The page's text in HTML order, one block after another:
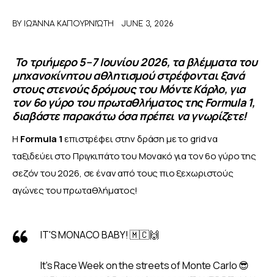
MEET THE TEAM
BY ΙΩΆΝΝΑ ΚΑΠΟΥΡΝΙΏΤΗ JUNE 3, 2026
Το τριήμερο 5–7 Ιουνίου 2026, τα βλέμματα του
μηχανοκίνητου αθλητισμού στρέφονται ξανά
στους στενούς δρόμους του Μόντε Κάρλο, για
τον 6ο γύρο του πρωταθλήματος της Formula 1,
διαβάστε παρακάτω όσα πρέπει να γνωρίζετε!
Η Formula 1 επιστρέφει στην δράση με το grid να
ταξιδεύει στο Πριγκιπάτο του Μονακό για τον 6ο γύρο της
σεζόν του 2026, σε έναν από τους πιο ξεχωριστούς
αγώνες του πρωταθλήματος!
IT'S MONACO BABY! 🇲🇨🙌
It's Race Week on the streets of Monte Carlo 😎